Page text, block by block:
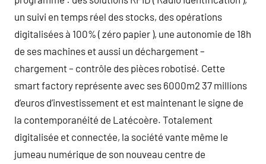
un suivi en temps réel des stocks, des opérations
digitalisées à 100% ( zéro papier ), une autonomie de 18h
de ses machines et aussi un déchargement –
chargement – contrôle des pièces robotisé. Cette
smart factory représente avec ses 6000m2 37 millions
d’euros d’investissement et est maintenant le signe de
la contemporanéité de Latécoère. Totalement
digitalisée et connectée, la société vante même le
jumeau numérique de son nouveau centre de